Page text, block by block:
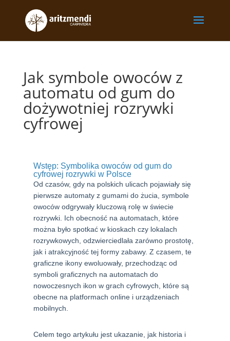
Jak symbole owoców z
automatu od gum do
dożywotniej rozrywki
cyfrowej
Wstęp: Symbolika owoców od gum do
cyfrowej rozrywki w Polsce
Od czasów, gdy na polskich ulicach pojawiały się
pierwsze automaty z gumami do żucia, symbole
owoców odgrywały kluczową rolę w świecie
rozrywki. Ich obecność na automatach, które
można było spotkać w kioskach czy lokalach
rozrywkowych, odzwierciedlała zarówno prostotę,
jak i atrakcyjność tej formy zabawy. Z czasem, te
graficzne ikony ewoluowały, przechodząc od
symboli graficznych na automatach do
nowoczesnych ikon w grach cyfrowych, które są
obecne na platformach online i urządzeniach
mobilnych.
Celem tego artykułu jest ukazanie, jak historia i